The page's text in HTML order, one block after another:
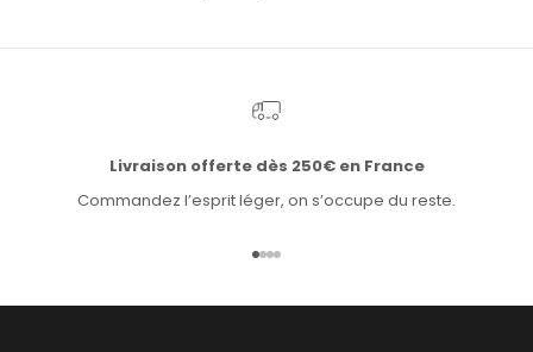
Livraison offerte dès 250€ en France
Commandez l’esprit léger, on s’occupe du reste.
Aller à l'élément 1
Aller à l'élément 2
Aller à l'élément 3
Aller à l'élément 4